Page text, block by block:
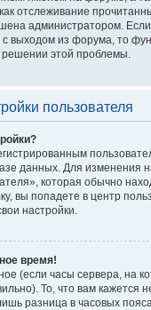
отслеживание
администратором.
выходом из форума, то
этой проблемы.
пользователя
данных. Для изменения
которая обычно
вы попадете в центр
настройки.
время!
(если часы сервера, на
То, что вам кажется
разница в часовых